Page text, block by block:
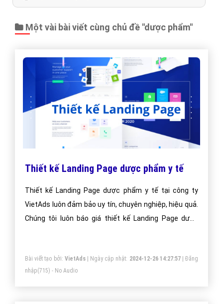
Một vài bài viết cùng chủ đề "dược phẩm"
Thiết kế Landing Page dược phẩm y tế
Thiết kế Landing Page dược phẩm y tế tại công ty
VietAds luôn đảm bảo uy tín, chuyên nghiệp, hiệu quả.
Chúng tôi luôn báo giá thiết kế Landing Page dược
Bài viết tạo bởi: VietAds| Ngày cập nhật: 2024-12-26 14:27:57|Đăng
nhập(715) - No Audio